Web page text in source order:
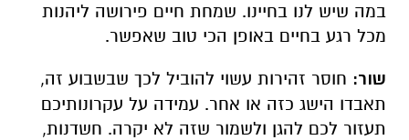
במה שיש לנו בחיינו. שמחת חיים פירושה ליהנות
מכל רגע בחיים באופן הכי טוב שאפשר.
שור: חוסר זהירות עשוי להוביל לכך שבשבוע זה,
תאבדו הישג כזה או אחר. עמידה על עקרונותיכם
תעזור לכם להגן ולשמור שזה לא יקרה. חשדנות,